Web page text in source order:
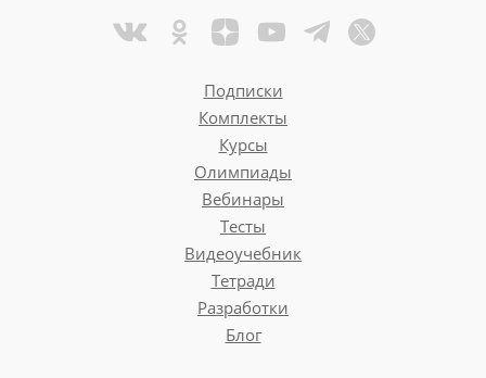
Подписки
Комплекты
Курсы
Олимпиады
Вебинары
Тесты
Видеоучебник
Тетради
Разработки
Блог